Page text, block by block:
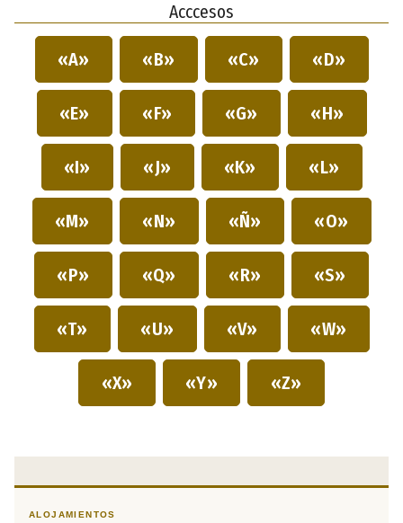
Acccesos
«A» «B» «C» «D»
«E» «F» «G» «H»
«I» «J» «K» «L»
«M» «N» «Ñ» «O»
«P» «Q» «R» «S»
«T» «U» «V» «W»
«X» «Y» «Z»